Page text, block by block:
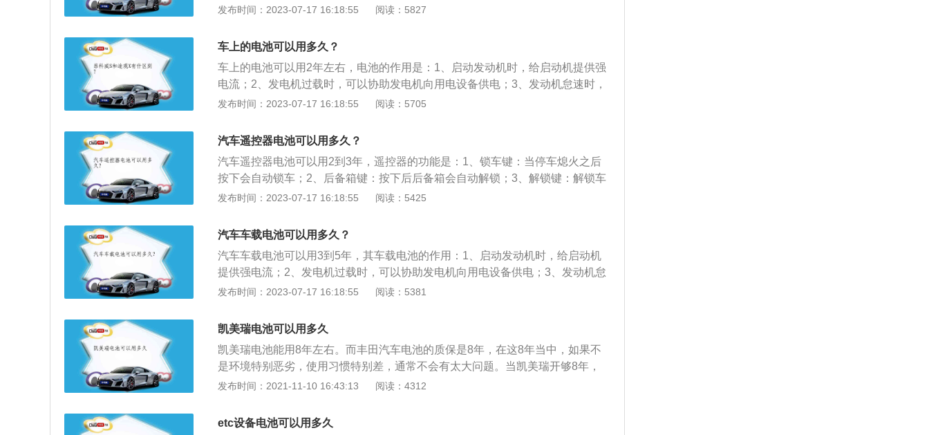
电设备供电；3、汽车电池起到整车电系的电压稳定器作用；4、汽车电池能将发
白色酸蚀粉末，延长使用寿命；2、蒸馏水加到上下标线中间；3、检查电池是否
发布时间：2023-07-17 16:18:55 阅读：5827
车上的电池可以用多久？
车上的电池可以用2年左右，电池的作用是：1、启动发动机时，给启动机提供强
电流；2、发电机过载时，可以协助发电机向用电设备供电；3、发动机怠速时，
向用电设备供电；4、可以保护汽车用电器。车上电池的工作原理是：采用铅酸
板铅与硫酸反应生成硫酸铅失电子，正极板氧化铅与硫酸反应生成铅和水得电
子，从而产生电流。
发布时间：2023-07-17 16:18:55 阅读：5705
汽车遥控器电池可以用多久？
汽车遥控器电池可以用2到3年，遥控器的功能是：1、锁车键：当停车熄火之后
按下会自动锁车；2、后备箱键：按下后后备箱会自动解锁；3、解锁键：解锁车
门；4、寻车键：寻找车辆时确定车子的位置。汽车遥控器使用的注意事项是：
或饰品挂一起；4、丢失后需要及时匹配新遥控器，避免丢失财物；5、避免将备
注意电池型号是否匹配。
发布时间：2023-07-17 16:18:55 阅读：5425
汽车车载电池可以用多久？
汽车车载电池可以用3到5年，其车载电池的作用：1、启动发动机时，给启动机
提供强电流；2、发电机过载时，可以协助发电机向用电设备供电；3、发动机怠
速时，向用电设备供电；4、可以保护汽车用电器。汽车车载电池的工作原理：
时，负极板铅与硫酸反应生成硫酸铅失电子，正极板氧化铅与硫酸反应生成铅和
发布时间：2023-07-17 16:18:55 阅读：5381
凯美瑞电池可以用多久
凯美瑞电池能用8年左右。而丰田汽车电池的质保是8年，在这8年当中，如果不
是环境特别恶劣，使用习惯特别差，通常不会有太大问题。当凯美瑞开够8年，
则最好换电池。丰田对于镍氢电池提供了8年或20万公里的质保，在这样的质保
为了提高销量，甚至推出了电池不限时间、不限里程的质保政策，这几乎就是终
发布时间：2021-11-10 16:43:13 阅读：4312
etc设备电池可以用多久